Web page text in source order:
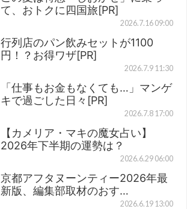
て、おトクに四国旅[PR]
2026.7.16 09:00
行列店のパン飲みセットが1100
円！？お得ワザ[PR]
2026.7.9 11:30
「仕事もお金もなくても…」マンゲ
キで過ごした日々[PR]
2026.7.8 17:00
【カメリア・マキの魔女占い】
2026年下半期の運勢は？
2026.6.29 06:00
京都アフタヌーンティー2026年最
新版、編集部取材のおす…
2026.6.19 13:00